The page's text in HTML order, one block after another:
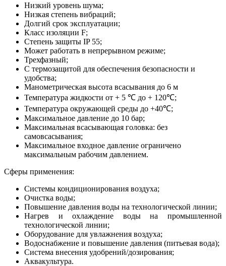
Низкий уровень шума;
Низкая степень вибраций;
Долгий срок эксплуатации;
Класс изоляции F;
Степень защиты IP 55;
Может работать в непрерывном режиме;
Трехфазный;
С термозащитой для обеспечения безопасности и
удобства;
Манометрическая высота всасывания до 6 м
Температура жидкости от + 5 ℃ до + 120℃;
Температура окружающей среды до +40℃;
Максимальное давление до 10 бар;
Максимальная всасывающая головка: без
самовсасывания;
Максимальное входное давление ограничено
максимальным рабочим давлением.
Сферы применения:
Системы кондиционирования воздуха;
Очистка воды;
Повышение давления воды на технологической линии;
Нагрев и охлаждение воды на промышленной
технологической линии;
Оборудование для увлажнения воздуха;
Водоснабжение и повышение давления (питьевая вода);
Система внесения удобрений/дозирования;
Аквакультура.